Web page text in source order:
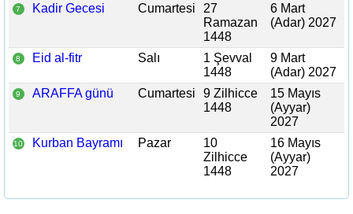
7 Kadir Gecesi Cumartesi
27
Ramazan
1448
6 Mart
(Adar) 2027
8 Eid al-fitr Salı
1 Şevval
1448
9 Mart
(Adar) 2027
9 ARAFFA günü Cumartesi
9 Zilhicce
1448
15 Mayıs
(Ayyar)
2027
10 Kurban Bayramı Pazar
10
Zilhicce
1448
16 Mayıs
(Ayyar)
2027